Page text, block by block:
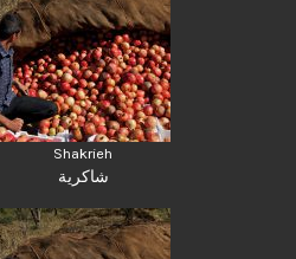
Shakrieh
شاكرية